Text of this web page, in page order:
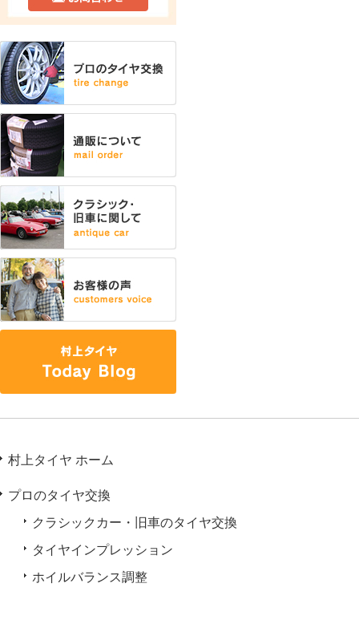
村上タイヤ ホーム
プロのタイヤ交換
クラシックカー・旧車のタイヤ交換
タイヤインプレッション
ホイルバランス調整